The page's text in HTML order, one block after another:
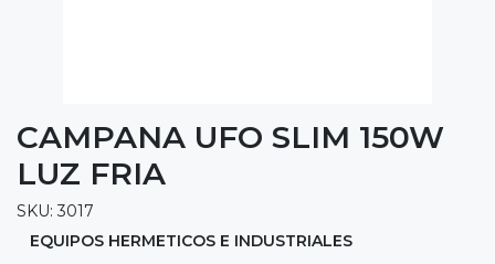
CAMPANA UFO SLIM 150W
LUZ FRIA
SKU: 3017
EQUIPOS HERMETICOS E INDUSTRIALES